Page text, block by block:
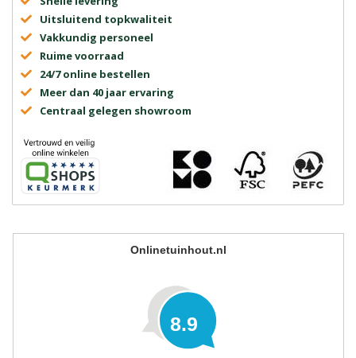
Uitsluitend topkwaliteit
Vakkundig personeel
Ruime voorraad
24/7 online bestellen
Meer dan 40 jaar ervaring
Centraal gelegen showroom
Onlinetuinhout.nl
8.9